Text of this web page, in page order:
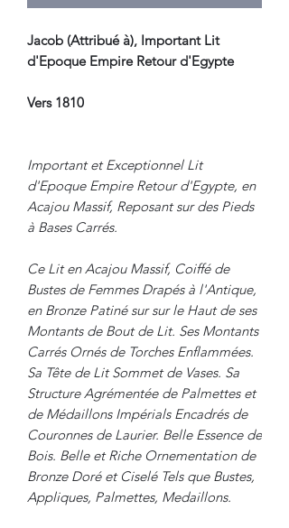
Jacob (Attribué à), Important Lit
d'Epoque Empire Retour d'Egypte
Vers 1810
Important et Exceptionnel Lit
d'Epoque Empire Retour d'Egypte, en
Acajou Massif, Reposant sur des Pieds
à Bases Carrés.
Ce Lit en Acajou Massif, Coiffé de
Bustes de Femmes Drapés à l'Antique,
en Bronze Patiné sur sur le Haut de ses
Montants de Bout de Lit. Ses Montants
Carrés Ornés de Torches Enflammées.
Sa Tête de Lit Sommet de Vases. Sa
Structure Agrémentée de Palmettes et
de Médaillons Impérials Encadrés de
Couronnes de Laurier. Belle Essence de
Bois. Belle et Riche Ornementation de
Bronze Doré et Ciselé Tels que Bustes,
Appliques, Palmettes, Medaillons.